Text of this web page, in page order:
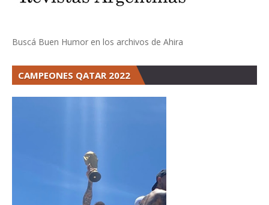
Buscá Buen Humor en los archivos de Ahira
CAMPEONES QATAR 2022